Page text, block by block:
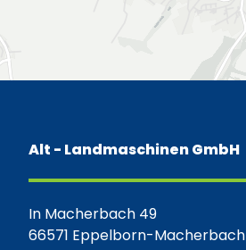
Alt - Landmaschinen GmbH
In Macherbach 49
66571 Eppelborn-Macherbach